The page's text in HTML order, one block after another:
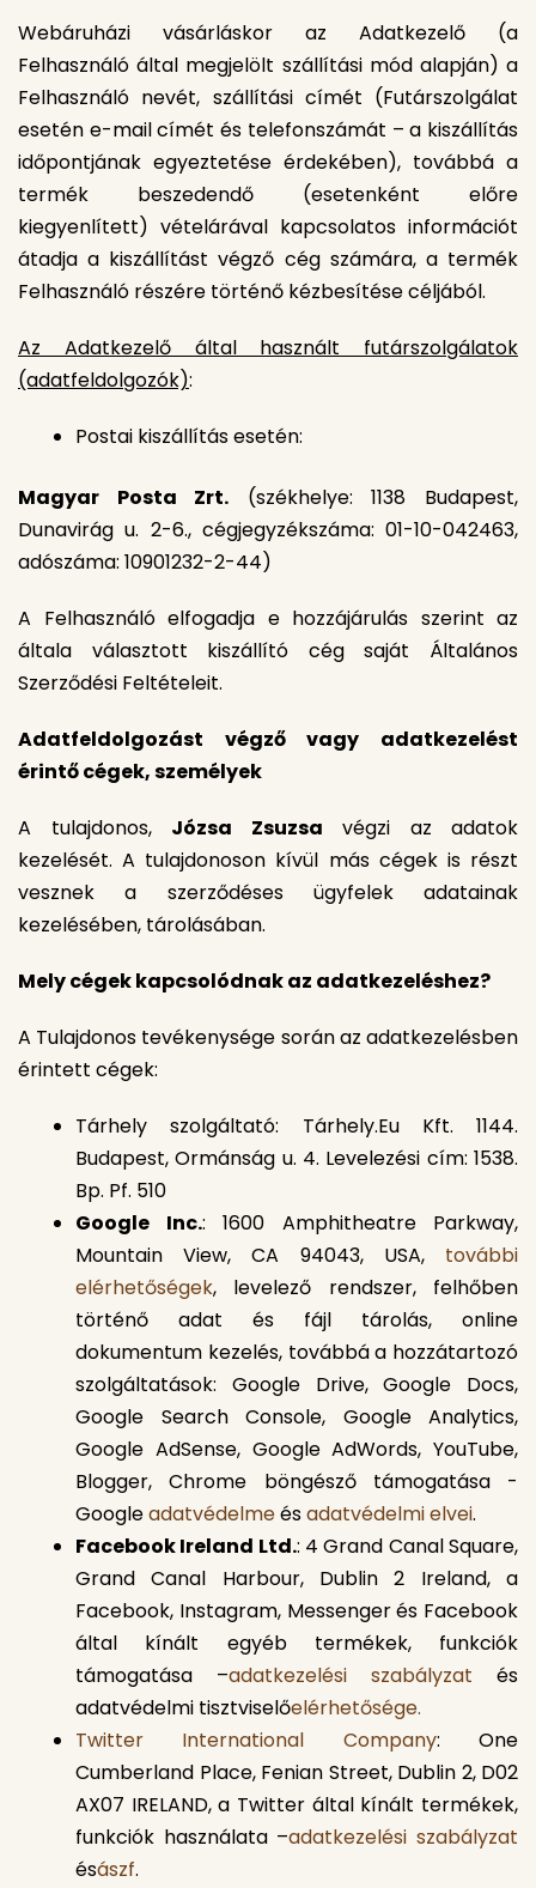
Webáruházi vásárláskor az Adatkezelő (a
Felhasználó által megjelölt szállítási mód alapján) a
Felhasználó nevét, szállítási címét (Futárszolgálat
esetén e-mail címét és telefonszámát – a kiszállítás
időpontjának egyeztetése érdekében), továbbá a
termék beszedendő (esetenként előre
kiegyenlített) vételárával kapcsolatos információt
átadja a kiszállítást végző cég számára, a termék
Felhasználó részére történő kézbesítése céljából.
Az Adatkezelő által használt futárszolgálatok
(adatfeldolgozók):
Postai kiszállítás esetén:
Magyar Posta Zrt. (székhelye: 1138 Budapest,
Dunavirág u. 2-6., cégjegyzékszáma: 01-10-042463,
adószáma: 10901232-2-44)
A Felhasználó elfogadja e hozzájárulás szerint az
általa választott kiszállító cég saját Általános
Szerződési Feltételeit.
Adatfeldolgozást végző vagy adatkezelést
érintő cégek, személyek
A tulajdonos, Józsa Zsuzsa végzi az adatok
kezelését. A tulajdonoson kívül más cégek is részt
vesznek a szerződéses ügyfelek adatainak
kezelésében, tárolásában.
Mely cégek kapcsolódnak az adatkezeléshez?
A Tulajdonos tevékenysége során az adatkezelésben
érintett cégek:
Tárhely szolgáltató: Tárhely.Eu Kft. 1144.
Budapest, Ormánság u. 4. Levelezési cím: 1538.
Bp. Pf. 510
Google Inc.: 1600 Amphitheatre Parkway,
Mountain View, CA 94043, USA, további
elérhetőségek, levelező rendszer, felhőben
történő adat és fájl tárolás, online
dokumentum kezelés, továbbá a hozzátartozó
szolgáltatások: Google Drive, Google Docs,
Google Search Console, Google Analytics,
Google AdSense, Google AdWords, YouTube,
Blogger, Chrome böngésző támogatása -
Googleadatvédelmeésadatvédelmi elvei.
Facebook Ireland Ltd.: 4 Grand Canal Square,
Grand Canal Harbour, Dublin 2 Ireland, a
Facebook, Instagram, Messenger és Facebook
által kínált egyéb termékek, funkciók
támogatása –adatkezelési szabályzat és
adatvédelmi tisztviselőelérhetősége.
Twitter International Company: One
Cumberland Place, Fenian Street, Dublin 2, D02
AX07 IRELAND, a Twitter által kínált termékek,
funkciók használata –adatkezelési szabályzat
ésászf.